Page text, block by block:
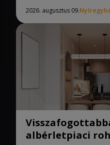
2026. augusztus 09.
albérletpiaci